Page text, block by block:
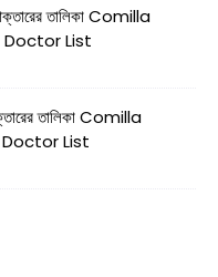
তালিকা Comilla
List
তালিকা Comilla
List